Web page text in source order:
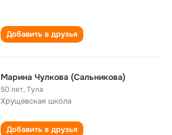
Добавить в друзья
Марина Чулкова (Сальникова)
50 лет,Тула
Хрущевская школа
Добавить в друзья